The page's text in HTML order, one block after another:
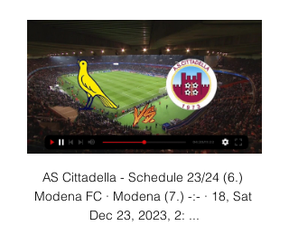
AS Cittadella - Schedule 23/24 (6.)
Modena FC · Modena (7.) -:- · 18, Sat
Dec 23, 2023, 2: ...